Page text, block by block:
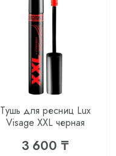
Тушь для ресниц Lux
Visage XXL черная
3 600 ₸